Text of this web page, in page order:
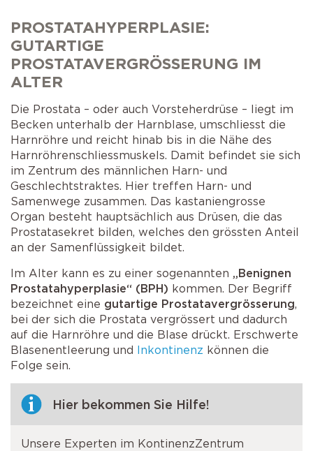
PROSTATAHYPERPLASIE:
GUTARTIGE
PROSTATAVERGRÖSSERUNG IM
ALTER
Die Prostata – oder auch Vorsteherdrüse – liegt im
Becken unterhalb der Harnblase, umschliesst die
Harnröhre und reicht hinab bis in die Nähe des
Harnröhren­schliessmuskels. Damit befindet sie sich
im Zentrum des männlichen Harn- und
Geschlechtstraktes. Hier treffen Harn- und
Samenwege zusammen. Das kastaniengrosse
Organ besteht hauptsächlich aus Drüsen, die das
Prostatasekret bilden, welches den grössten Anteil
an der Samenflüssigkeit bildet.
Im Alter kann es zu einer sogenannten
„Benignen
Prostatahyperplasie“ (BPH) kommen. Der Begriff
bezeichnet eine gutartige Prostatavergrösserung
bei der sich die Prostata vergrössert und dadurch
auf die Harnröhre und die Blase drückt. Erschwerte
Blasenentleerung und Inkontinenz können die
Folge sein.
Hier bekommen Sie Hilfe!
Unsere Experten im KontinenzZentrum
AMS 800 Schliessmuskelprothese
Victo & Victo plus
Schliessmuskelprothese
Operation bei Senkungen
Schlaganfall